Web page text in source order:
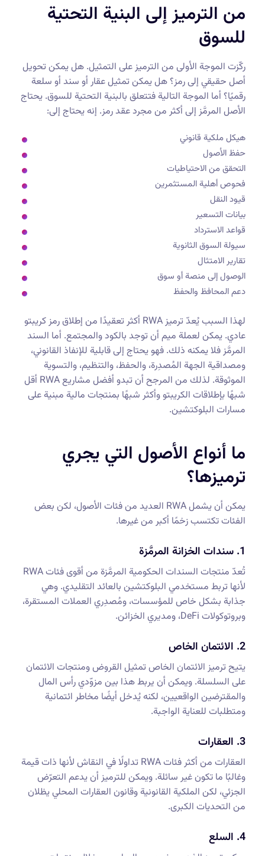
من الترميز إلى البنية التحتية
للسوق
ركّزت الموجة الأولى من الترميز على التمثيل. هل يمكن تحويل
أصل حقيقي إلى رمز؟ هل يمكن تمثيل عقار أو سند أو سلعة
رقميًا؟ أما الموجة التالية فتتعلق بالبنية التحتية للسوق. يحتاج
الأصل المرمَّز إلى أكثر من مجرد عقد رمز. إنه يحتاج إلى:
هيكل ملكية قانوني
حفظ الأصول
التحقق من الاحتياطيات
فحوص أهلية المستثمرين
قيود النقل
بيانات التسعير
قواعد الاسترداد
سيولة السوق الثانوية
تقارير الامتثال
الوصول إلى منصة أو سوق
دعم المحافظ والحفظ
لهذا السبب يُعدّ ترميز RWA أكثر تعقيدًا من إطلاق رمز كريبتو
عادي. يمكن لعملة ميم أن توجد بالكود والمجتمع. أما السند
المرمَّز فلا يمكنه ذلك. فهو يحتاج إلى قابلية للإنفاذ القانوني،
ومصداقية الجهة المُصدِرة، والحفظ، والتنظيم، والتسوية
الموثوقة. لذلك من المرجح أن تبدو أفضل مشاريع RWA أقل
شبهًا بإطلاقات الكريبتو وأكثر شبهًا بمنتجات مالية مبنية على
مسارات البلوكتشين.
ما أنواع الأصول التي يجري
ترميزها؟
يمكن أن يشمل RWA العديد من فئات الأصول، لكن بعض
الفئات تكتسب زخمًا أكبر من غيرها.
1. سندات الخزانة المرمَّزة
تُعدّ منتجات السندات الحكومية المرمَّزة من أقوى فئات RWA
لأنها تربط مستخدمي البلوكتشين بالعائد التقليدي. وهي
جذابة بشكل خاص للمؤسسات، ومُصدِري العملات المستقرة،
وبروتوكولات DeFi، ومديري الخزائن.
2. الائتمان الخاص
يتيح ترميز الائتمان الخاص تمثيل القروض ومنتجات الائتمان
على السلسلة. ويمكن أن يربط هذا بين مزوّدي رأس المال
والمقترضين الواقعيين، لكنه يُدخل أيضًا مخاطر ائتمانية
ومتطلبات للعناية الواجبة.
3. العقارات
العقارات من أكثر فئات RWA تداولًا في النقاش لأنها ذات قيمة
وغالبًا ما تكون غير سائلة. ويمكن للترميز أن يدعم التعرّض
الجزئي، لكن الملكية القانونية وقانون العقارات المحلي يظلان
من التحديات الكبرى.
4. السلع